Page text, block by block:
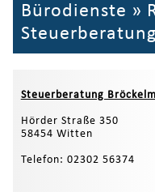
Bürodienste »
Steuerberatung
Steuerberatung
Hörder Straße 350
58454 Witten
Telefon: 02302 56374